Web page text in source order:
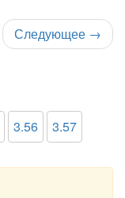
Следующее →
3.56 3.57